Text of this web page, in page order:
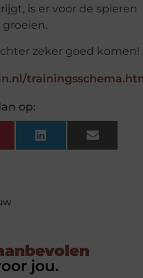
is er voor de spieren
zeker goed komen!
op:
LinkedInEmail
jou.